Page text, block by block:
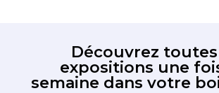
Découvrez
expositions une
semaine dans votre